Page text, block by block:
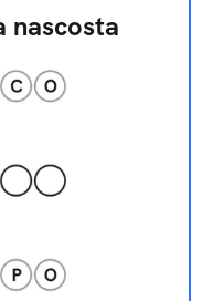
nascosta